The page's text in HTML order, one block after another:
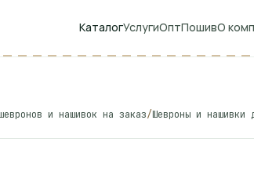
КаталогУслугиОптПошивО
и нашивок на заказ/Шевроны и нашивки